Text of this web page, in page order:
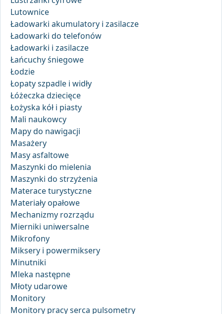
Lutownice
Ładowarki akumulatory i zasilacze
Ładowarki do telefonów
Ładowarki i zasilacze
Łańcuchy śniegowe
Łodzie
Łopaty szpadle i widły
Łóżeczka dziecięce
Łożyska kół i piasty
Mali naukowcy
Mapy do nawigacji
Masażery
Masy asfaltowe
Maszynki do mielenia
Maszynki do strzyżenia
Materace turystyczne
Materiały opałowe
Mechanizmy rozrządu
Mierniki uniwersalne
Mikrofony
Miksery i powermiksery
Minutniki
Mleka następne
Młoty udarowe
Monitory
Monitory pracy serca pulsometry